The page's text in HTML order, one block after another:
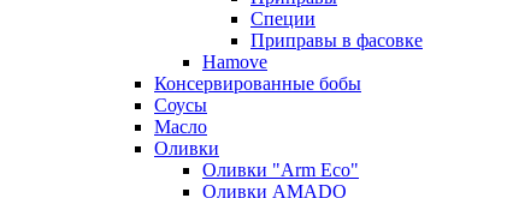
Специи
Приправы в фасовке
Hamove
Консервированные бобы
Соусы
Масло
Оливки
Оливки "Arm Eco"
Оливки AMADO